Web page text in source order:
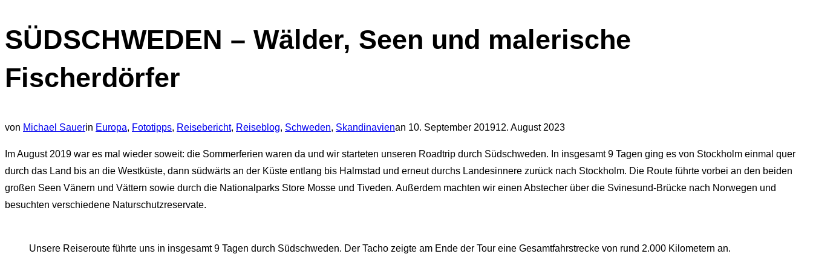
umschalten
SÜDSCHWEDEN – Wälder, Seen und malerische
Fischerdörfer
von Michael Sauerin Europa, Fototipps, Reisebericht, Reiseblog, Schweden, Skandinavienan Veröffentlicht
10. September 201912. August 2023
Im August 2019 war es mal wieder soweit: die Sommerferien waren da und wir starteten unseren Roadtrip durch Südschweden. In insgesamt 9 Tagen ging es von Stockholm einmal quer
durch das Land bis an die Westküste, dann südwärts an der Küste entlang bis Halmstad und erneut durchs Landesinnere zurück nach Stockholm. Die Route führte vorbei an den beiden
großen Seen Vänern und Vättern sowie durch die Nationalparks Store Mosse und Tiveden. Außerdem machten wir einen Abstecher über die Svinesund-Brücke nach Norwegen und
besuchten verschiedene Naturschutzreservate.
Unsere Reiseroute führte uns in insgesamt 9 Tagen durch Südschweden. Der Tacho zeigte am Ende der Tour eine Gesamtfahrstrecke von rund 2.000 Kilometern an.